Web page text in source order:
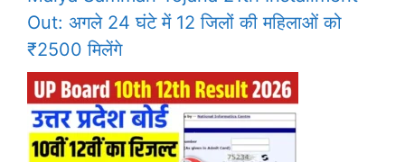
Out: अगले 24 घंटे में 12 जिलों की महिलाओं को
₹2500 मिलेंगे